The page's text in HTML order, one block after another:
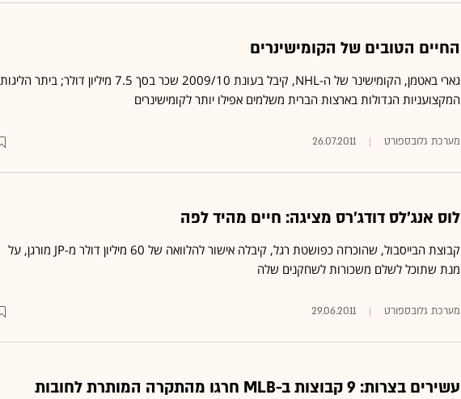
החיים הטובים של הקומישינרים
גארי באטמן, הקומישינר של ה-NHL, קיבל בעונת 2009/10 שכר בסך 7.5 מיליון דולר; ביתר הליגות
המקצועניות הגדולות בארצות הברית משלמים אפילו יותר לקומישינרים
מערכת גלובספורט 26.07.2011
לוס אנג'לס דודג'רס מציגה: חיים מהיד לפה
קבוצת הבייסבול, שהוכרזה כפושטת רגל, קיבלה אישור להלוואה של 60 מיליון דולר מ-JP מורגן, על
מנת שתוכל לשלם משכורות לשחקנים שלה
מערכת גלובספורט 29.06.2011
עשירים בצרות: 9 קבוצות ב-MLB חרגו מהתקרה המותרת לחובות